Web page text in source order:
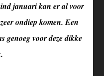
januari kan er al voor
ondiep komen. Een
genoeg voor deze dikke